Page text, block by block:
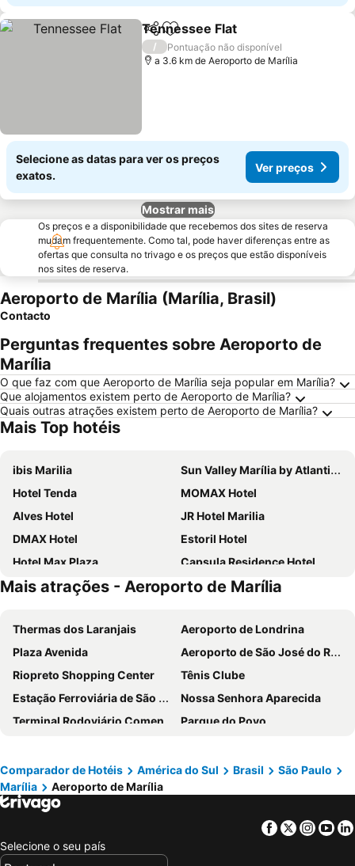
PartilharAdicionar aos favoritos
Tennessee Flat
/
Pontuação não disponível
a 3.6 km de Aeroporto de Marília
Selecione as datas para ver os preços
exatos.
Ver preços
Mostrar mais
Os preços e a disponibilidade que recebemos dos sites de reserva
mudam frequentemente. Como tal, pode haver diferenças entre as
ofertas que consulta no trivago e os preços que estão disponíveis
nos sites de reserva.
Aeroporto de Marília (Marília, Brasil)
Contacto
Perguntas frequentes sobre Aeroporto de
Marília
O que faz com que Aeroporto de Marília seja popular em Marília?
Que alojamentos existem perto de Aeroporto de Marília?
Quais outras atrações existem perto de Aeroporto de Marília?
Mais Top hotéis
ibis Marilia
Sun Valley Marília by Atlantica
Hotel Tenda
MOMAX Hotel
Alves Hotel
JR Hotel Marilia
DMAX Hotel
Estoril Hotel
Hotel Max Plaza
Capsula Residence Hotel
Leati'S Hotel
Pousada Leatis
Mais atrações - Aeroporto de Marília
Thermas dos Laranjais
Aeroporto de Londrina
Plaza Avenida
Aeroporto de São José do Rio Preto
Riopreto Shopping Center
Tênis Clube
Estação Ferroviária de São José do Rio Preto
Nossa Senhora Aparecida
Terminal Rodoviário Comendador José Lemes Soares
Parque do Povo
Palloma Blanca Ecotur
Meridional Praia Clube
Centro Integrado de Ciência e Cultura
Aeroporto Estadual de Bauru-Arealva
Prefeito Antonio Sandoval Netto
Municipal Eduardo José Farah
Comparador de Hotéis América do Sul Brasil
São Paulo
Marília
Aeroporto de Marília
Facebook
Twitter
Selecione o seu país